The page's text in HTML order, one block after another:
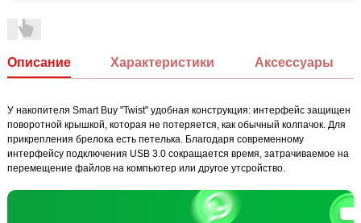
Описание Характеристики Аксессуары
У накопителя Smart Buy "Twist" удобная конструкция: интерфейс защищен
поворотной крышкой, которая не потеряется, как обычный колпачок. Для
прикрепления брелока есть петелька. Благодаря современному
интерфейсу подключения USB 3.0 сокращается время, затрачиваемое на
перемещение файлов на компьютер или другое утсройство.